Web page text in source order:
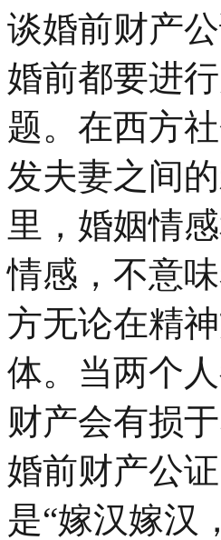
谈婚前财产
婚前都要进
题。在西方
发夫妻之间
里，婚姻情
情感，不意
方无论在精
体。当两个
财产会有损
婚前财产公
是“嫁汉嫁汉